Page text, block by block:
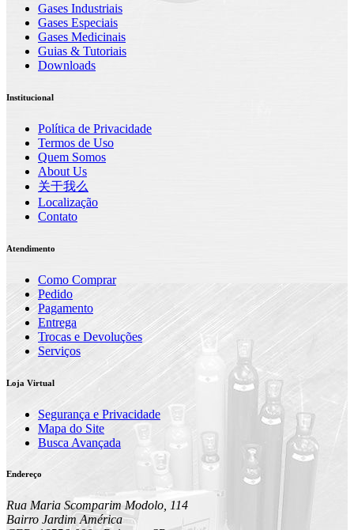
Gases Industriais
Gases Especiais
Gases Medicinais
Guias & Tutoriais
Downloads
Institucional
Política de Privacidade
Termos de Uso
Quem Somos
About Us
关于我么
Localização
Contato
Atendimento
Como Comprar
Pedido
Pagamento
Entrega
Trocas e Devoluções
Serviços
Loja Virtual
Segurança e Privacidade
Mapa do Site
Busca Avançada
Endereço
Rua Maria Scomparim Modolo, 114
Bairro Jardim América